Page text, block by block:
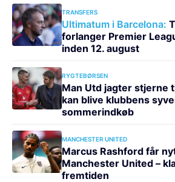
TRANSFERS
Ultimatum i Barcelona:
forlanger Premier
inden 12. august
RYGTEBØRSEN
Man Utd jagter stjerne
kan blive klubbens
sommerindkøb
MANCHESTER UNITED
Marcus Rashford får
Manchester United –
fremtiden